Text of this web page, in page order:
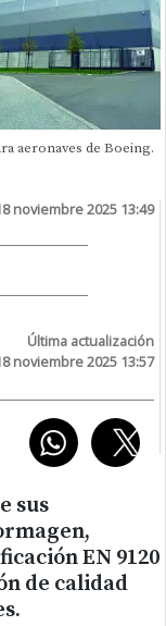
aeronaves de Boeing.
noviembre 2025 13:49
Última actualización
noviembre 2025 13:57
sus
EN 9120
de calidad